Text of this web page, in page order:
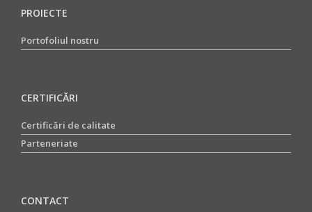
PROIECTE
Portofoliul nostru
CERTIFICĂRI
Certificări de calitate
Parteneriate
CONTACT